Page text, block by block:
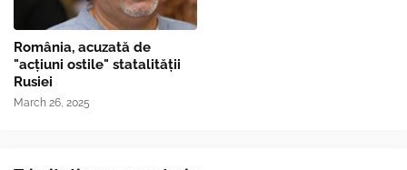
România, acuzată de
"acțiuni ostile" statalității
Rusiei
March 26, 2025